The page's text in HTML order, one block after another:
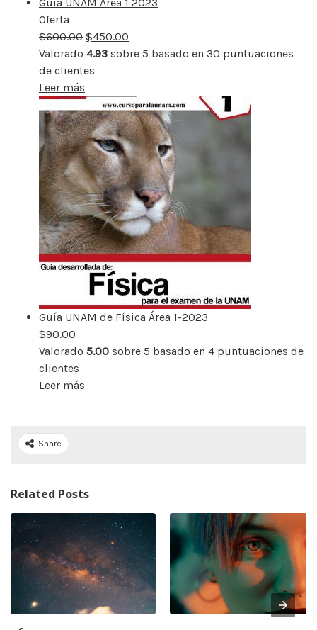
Oferta
rebajado
$600.00 $450.00
Valorado 4.93 sobre 5 basado en 30 puntuaciones
de clientes
Leer más
Guía UNAM de Física Área 1-2023
$90.00
Valorado 5.00 sobre 5 basado en 4 puntuaciones de
clientes
Leer más
Share
Related Posts